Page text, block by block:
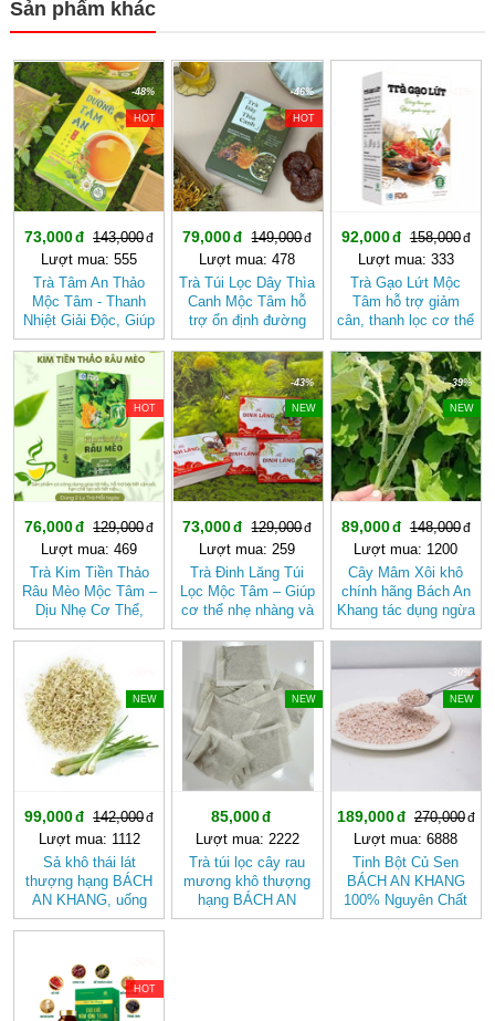
Sản phẩm khác
-48%
HOT
73,000
143,000
Lượt mua: 555
Trà Tâm An Thảo
Mộc Tâm - Thanh
Nhiệt Giải Độc, Giúp
Ngủ Ngon
-46%
HOT
79,000
149,000
Lượt mua: 478
Trà Túi Lọc Dây Thìa
Canh Mộc Tâm hỗ
trợ ổn định đường
huyết
92,000
158,000
Lượt mua: 333
Trà Gạo Lứt Mộc
Tâm hỗ trợ giảm
cân, thanh lọc cơ thể
mát gan
HOT
76,000
129,000
Lượt mua: 469
Trà Kim Tiền Thảo
Râu Mèo Mộc Tâm –
Dịu Nhẹ Cơ Thể,
Thanh Mát Mỗi Ngày
-43%
NEW
73,000
129,000
Lượt mua: 259
Trà Đinh Lăng Túi
Lọc Mộc Tâm – Giúp
cơ thể nhẹ nhàng và
tươi mát hơn
-39%
NEW
89,000
148,000
Lượt mua: 1200
Cây Mâm Xôi khô
chính hãng Bách An
Khang tác dụng ngừa
sỏi thận, tốt cho sức
NEW
99,000
142,000
Lượt mua: 1112
Sả khô thái lát
thượng hạng BÁCH
AN KHANG, uống
trà, làm gia vị, tốt
NEW
85,000
Lượt mua: 2222
Trà túi lọc cây rau
mương khô thượng
hạng BÁCH AN
KHANG tốt cho
-30%
NEW
189,000
270,000
Lượt mua: 6888
Tinh Bột Củ Sen
BÁCH AN KHANG
100% Nguyên Chất
Từ Củ Sen Tươi
HOT